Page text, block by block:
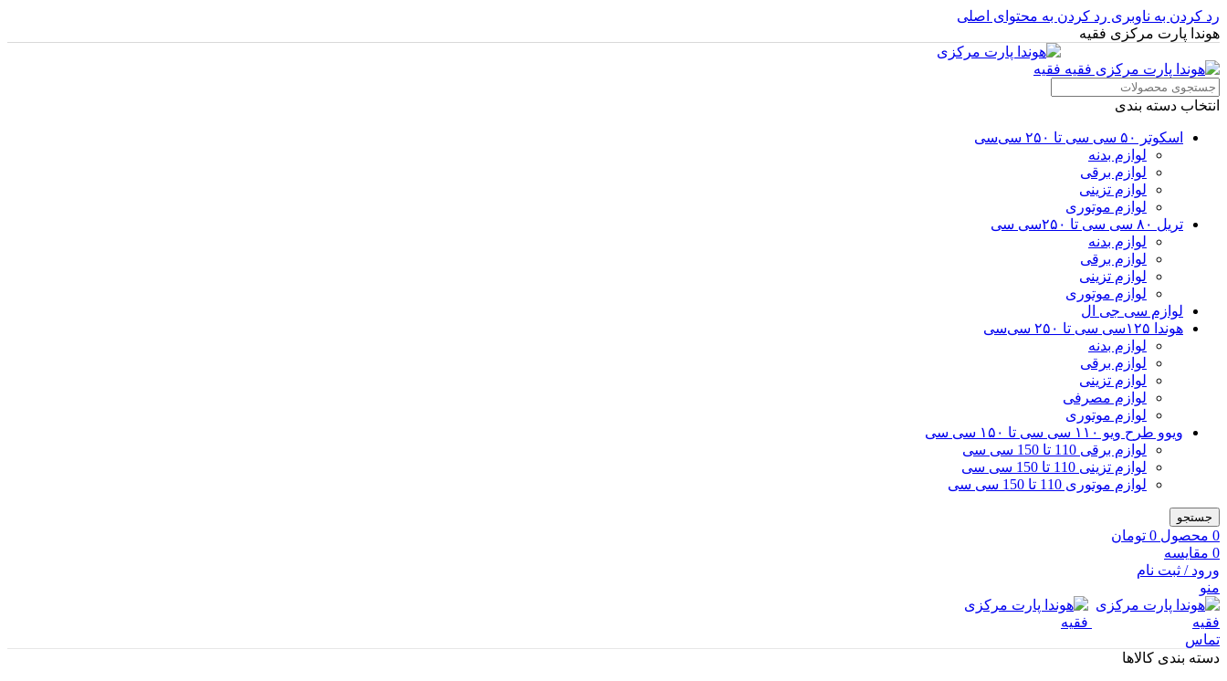
رد کردن به ناوبری رد کردن به محتوای اصلی
هوندا پارت مرکزی فقیه
انتخاب دسته بندی
اسکوتر ۵۰ سی سی تا ۲۵۰ سی‌سی
لوازم بدنه
لوازم برقی
لوازم تزینی
لوازم موتوری
تریل ۸۰ سی سی تا ۲۵۰سی سی
لوازم بدنه
لوازم برقی
لوازم تزینی
لوازم موتوری
لوازم سی جی ال
هوندا ۱۲۵سی سی تا ۲۵۰ سی‌سی
لوازم بدنه
لوازم برقی
لوازم تزینی
لوازم مصرفی
لوازم موتوری
ویوو طرح ویو ۱۱۰ سی سی تا ۱۵۰ سی سی
لوازم برقی 110 تا 150 سی سی
لوازم تزینی 110 تا 150 سی سی
لوازم موتوری 110 تا 150 سی سی
جستجو
0 محصول 0 تومان
0 مقایسه
ورود / ثبت نام
منو
تماس
دسته بندی کالاها